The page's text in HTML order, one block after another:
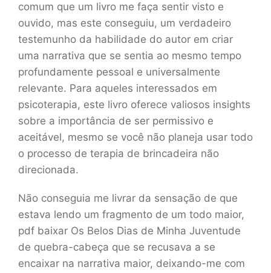
comum que um livro me faça sentir visto e
ouvido, mas este conseguiu, um verdadeiro
testemunho da habilidade do autor em criar
uma narrativa que se sentia ao mesmo tempo
profundamente pessoal e universalmente
relevante. Para aqueles interessados em
psicoterapia, este livro oferece valiosos insights
sobre a importância de ser permissivo e
aceitável, mesmo se você não planeja usar todo
o processo de terapia de brincadeira não
direcionada.
Não conseguia me livrar da sensação de que
estava lendo um fragmento de um todo maior,
pdf baixar Os Belos Dias de Minha Juventude
de quebra-cabeça que se recusava a se
encaixar na narrativa maior, deixando-me com